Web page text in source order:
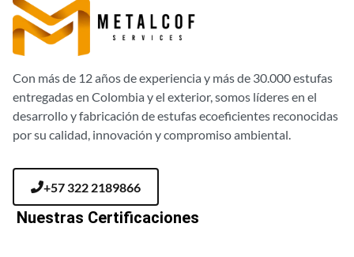
Con más de 12 años de experiencia y más de 30.000 estufas
entregadas en Colombia y el exterior, somos líderes en el
desarrollo y fabricación de estufas ecoeficientes reconocidas
por su calidad, innovación y compromiso ambiental.
+57 322 2189866
Nuestras Certificaciones